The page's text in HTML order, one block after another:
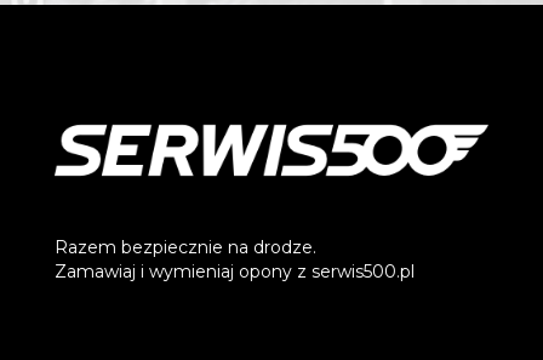
Razem bezpiecznie na drodze.
Zamawiaj i wymieniaj opony z serwis500.pl